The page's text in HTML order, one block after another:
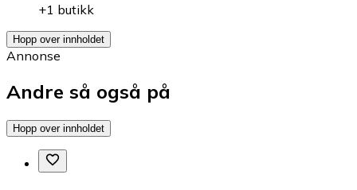
+1 butikk
Hopp over innholdet
Annonse
Andre så også på
Hopp over innholdet